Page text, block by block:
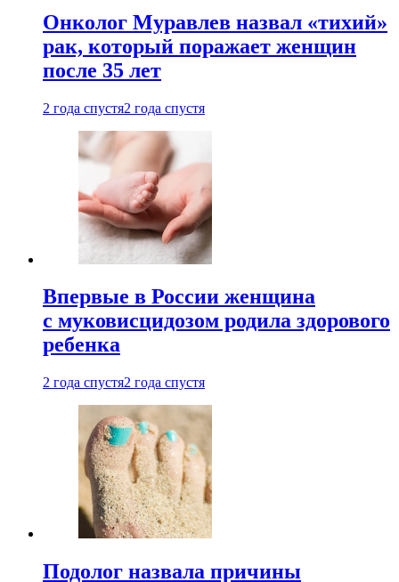
Онколог Муравлев назвал «тихий»
рак, который поражает женщин
после 35 лет
2 года спустя2 года спустя
Впервые в России женщина
с муковисцидозом родила здорового
ребенка
2 года спустя2 года спустя
Подолог назвала причины